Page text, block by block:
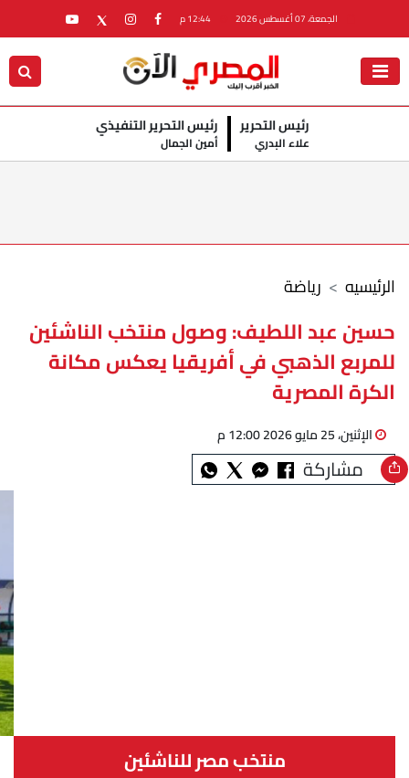
الجمعة، 07 أغسطس 2026 12:44 م
رئيس التحرير
علاء البدري
رئيس التحرير التنفيذي
أمين الجمال
رياضة الرئيسيه
حسين عبد اللطيف: وصول منتخب الناشئين
للمربع الذهبي في أفريقيا يعكس مكانة
الكرة المصرية
الإثنين، 25 مايو 2026 12:00 م
مشاركة
منتخب مصر للناشئين